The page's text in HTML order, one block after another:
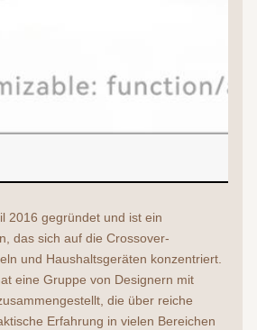
2016 gegründet und ist ein
das sich auf die Crossover-
und Haushaltsgeräten konzentriert.
eine Gruppe von Designern mit
die über reiche
Erfahrung in vielen Bereichen